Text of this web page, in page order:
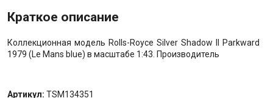
Краткое описание
Коллекционная модель Rolls-Royce Silver Shadow II Parkward
1979 (Le Mans blue) в масштабе 1:43. Производитель
Артикул: TSM134351